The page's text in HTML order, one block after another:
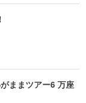
ままツアー6 万座